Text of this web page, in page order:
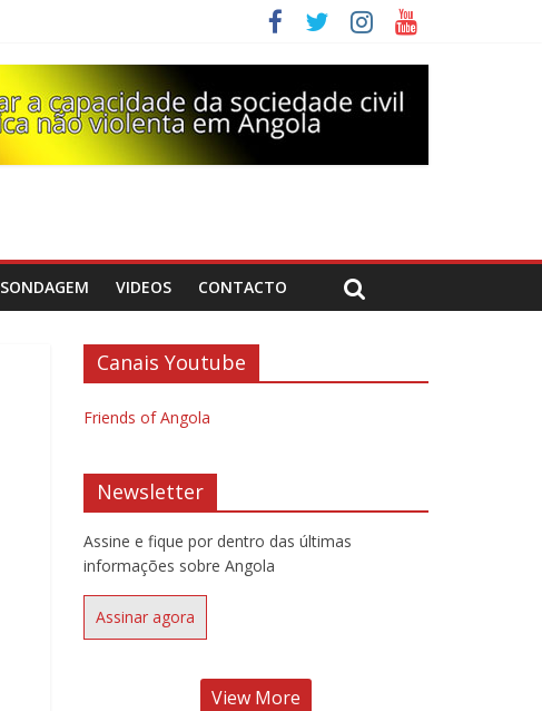
SONDAGEM VIDEOS CONTACTO
Canais Youtube
Friends of Angola
Newsletter
Assine e fique por dentro das últimas
informações sobre Angola
Assinar agora
View More